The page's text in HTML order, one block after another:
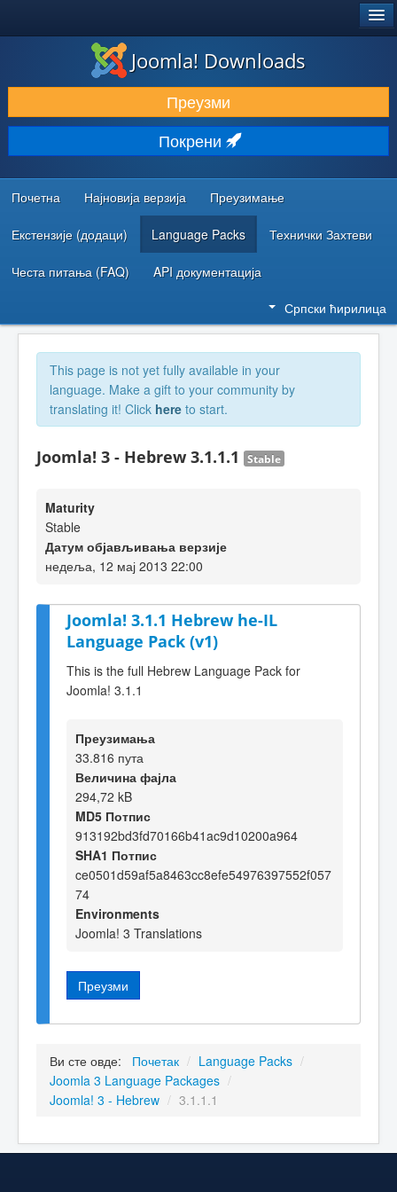
ПРЕУЗИМАЊЕ И ПРОШИРЕЊА (ЕКСТЕНЗИЈЕ)
ОТКРИЈТЕ И НАУЧИТЕ
ЗАЈЕДНИЦА И ПОДРШКА
РЕСУРСИ ЗА РАЗВОЈ
Joomla! Downloads
Преузми
Покрени
Почетна Најновија верзија Преузимање
Екстензије (додаци) Language Packs Технички Захтеви
Честа питања (FAQ) API документација
Српски ћирилица
This page is not yet fully available in your
language. Make a gift to your community by
translating it! Click here to start.
Joomla! 3 - Hebrew 3.1.1.1 Stable
Maturity
Stable
Датум објављивања верзије
недеља, 12 мај 2013 22:00
Joomla! 3.1.1 Hebrew he-IL
Language Pack (v1)
This is the full Hebrew Language Pack for
Joomla! 3.1.1
Преузимања
33.816 пута
Величина фајла
294,72 kB
MD5 Потпис
913192bd3fd70166b41ac9d10200a964
SHA1 Потпис
ce0501d59af5a8463cc8efe54976397552f057
74
Environments
Joomla! 3 Translations
Преузми
Ви сте овде: Почетак / Language Packs /
Joomla 3 Language Packages /
Joomla! 3 - Hebrew / 3.1.1.1